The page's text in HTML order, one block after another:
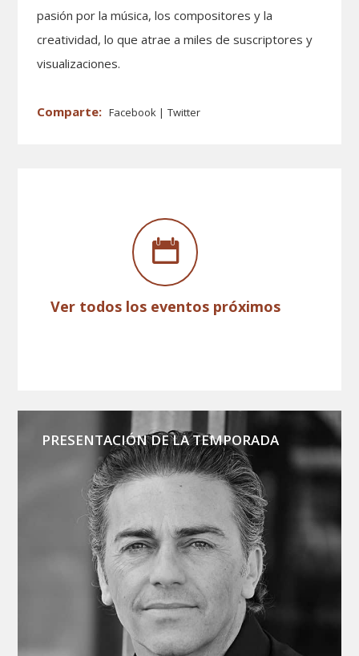
pasión por la música, los compositores y la
creatividad, lo que atrae a miles de suscriptores y
visualizaciones.
Facebook Twitter
Ver todos los eventos próximos
PRESENTACIÓN DE LA TEMPORADA